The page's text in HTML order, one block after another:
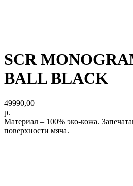
SCR
BALL BLACK
49990,00
р.
Материал – 100% эко-кожа.
поверхности мяча.